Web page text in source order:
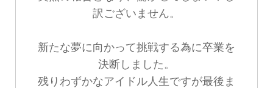
訳ございません。
新たな夢に向かって挑戦する為に卒業を
決断しました。
残りわずかなアイドル人生ですが最後ま